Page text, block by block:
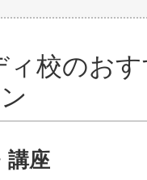
ィ校のお
講座